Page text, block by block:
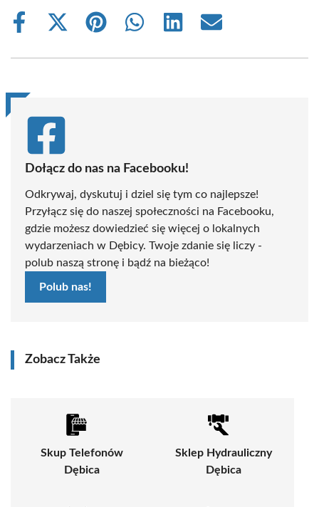
Share
Share
(Twitter)
Share
Share
Share
Share
Dołącz do nas na Facebooku!
Odkrywaj, dyskutuj i dziel się tym co najlepsze!
Przyłącz się do naszej społeczności na Facebooku,
gdzie możesz dowiedzieć się więcej o lokalnych
wydarzeniach w Dębicy. Twoje zdanie się liczy -
polub naszą stronę i bądź na bieżąco!
Polub nas!
Zobacz Także
Skup Telefonów
Dębica
Sklep Hydrauliczny
Dębica